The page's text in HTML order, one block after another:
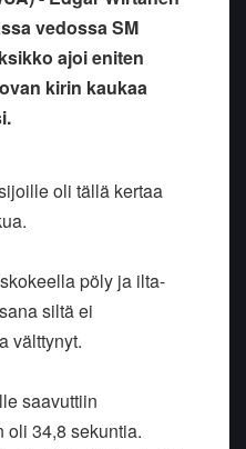
vedossa SM
ajoi eniten
kirin kaukaa
oli tällä kertaa
pöly ja ilta-
siltä ei
välttynyt.
saavuttiin
oli 34,8 sekuntia.